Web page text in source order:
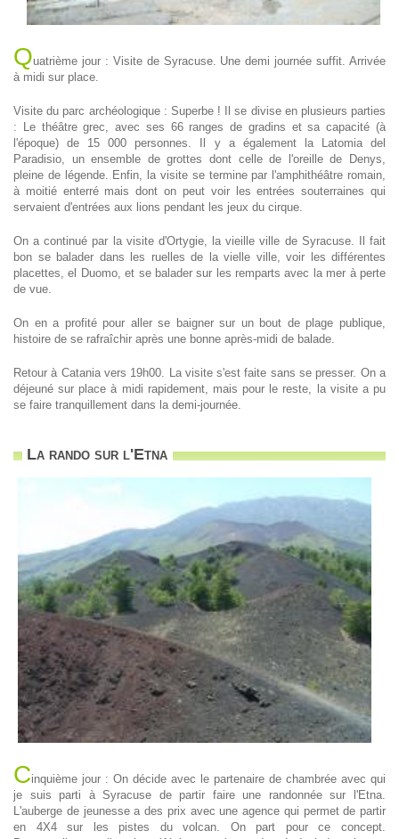
Quatrième jour : Visite de Syracuse. Une demi journée suffit. Arrivée
à midi sur place.
Visite du parc archéologique : Superbe ! Il se divise en plusieurs parties
: Le théâtre grec, avec ses 66 ranges de gradins et sa capacité (à
l'époque) de 15 000 personnes. Il y a également la Latomia del
Paradisio, un ensemble de grottes dont celle de l'oreille de Denys,
pleine de légende. Enfin, la visite se termine par l'amphithéâtre romain,
à moitié enterré mais dont on peut voir les entrées souterraines qui
servaient d'entrées aux lions pendant les jeux du cirque.
On a continué par la visite d'Ortygie, la vieille ville de Syracuse. Il fait
bon se balader dans les ruelles de la vielle ville, voir les différentes
placettes, el Duomo, et se balader sur les remparts avec la mer à perte
de vue.
On en a profité pour aller se baigner sur un bout de plage publique,
histoire de se rafraîchir après une bonne après-midi de balade.
Retour à Catania vers 19h00. La visite s'est faite sans se presser. On a
déjeuné sur place à midi rapidement, mais pour le reste, la visite a pu
se faire tranquillement dans la demi-journée.
La rando sur l'Etna
Cinquième jour : On décide avec le partenaire de chambrée avec qui
je suis parti à Syracuse de partir faire une randonnée sur l'Etna.
L'auberge de jeunesse a des prix avec une agence qui permet de partir
en 4X4 sur les pistes du volcan. On part pour ce concept.